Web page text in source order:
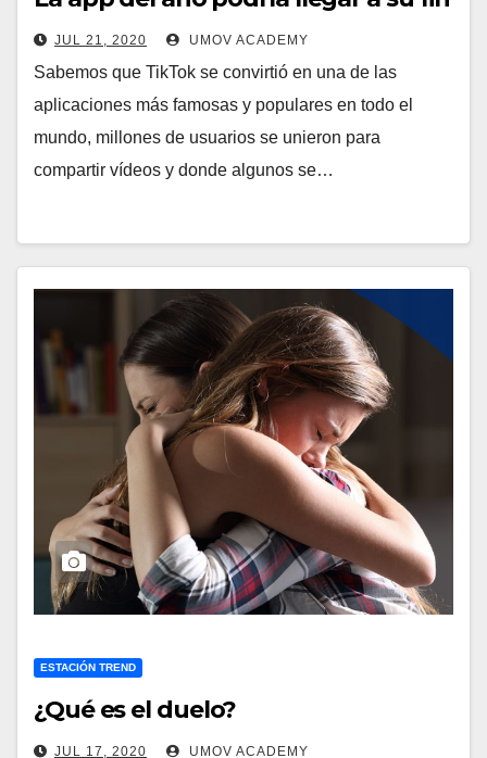
JUL 21, 2020 UMOV ACADEMY
Sabemos que TikTok se convirtió en una de las
aplicaciones más famosas y populares en todo el
mundo, millones de usuarios se unieron para
compartir vídeos y donde algunos se…
ESTACIÓN TREND
¿Qué es el duelo?
JUL 17, 2020 UMOV ACADEMY